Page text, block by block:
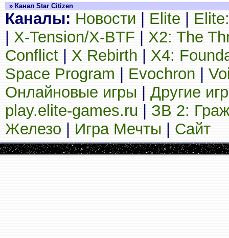
» Канал Star Citizen
Каналы: Новости Elite
X-Tension/X-BTF
X2: The
Conflict
X Rebirth
X4:
Space Program
Evochron
Онлайновые игры
Другие
play.elite-games.ru
ЗВ 2:
Железо
Игра Мечты Сайт